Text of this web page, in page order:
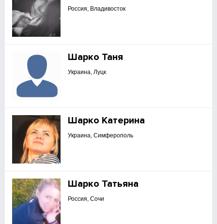
Россия, Владивосток
Шарко Таня
Украина, Луцк
Шарко Катерина
Украина, Симферополь
Шарко Татьяна
Россия, Сочи